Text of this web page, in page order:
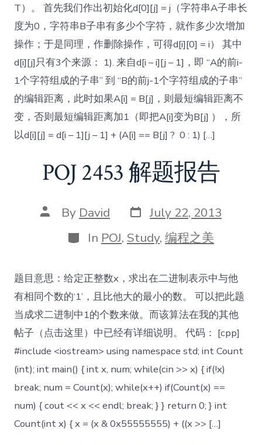
T）。 首先我们作出初始化d[0][j] = j（字符串A子串长
度为0，字符串B子串有多少个字符，就作多少次增加
操作；于是同理，作删除操作，可得d[i][0] = i） 其中
d[i][j]只有3个来源： 1). 来自d[i – i][j – 1]，即 “A的前i-
1个字符组成的子串” 到 “B的前j-1个字符组成的子串”
的编辑距离，此时如果A[i] = B[j]，则最短编辑距离不
变，否则最短编辑距离加1（即把A[i]变为B[j] ），所
以d[i][j] = d[i – 1][j – 1] + (A[i] == B[j] ? 0 : 1) […]
POJ 2453 解题报告
Post
author
By David Post
date
July 22, 2013
Categories
In POJ, Study, 编程之美
题目意思：给定正整数x，求出在二进制表示中与他
有相同个数的‘1’，且比他大的最小的数。 可以把此题
当成求二进制中1的个数来做。而该算法在我的其他
帖子（点击这里）中已经有详细说明。 代码： [cpp]
#include <iostream> using namespace std; int Count
(int); int main() { int x, num; while(cin >> x) { if(!x)
break; num = Count(x); while(x++) if(Count(x) ==
num) { cout << x << endl; break; } } return 0; } int
Count(int x) { x = (x & 0x55555555) + ((x >> […]